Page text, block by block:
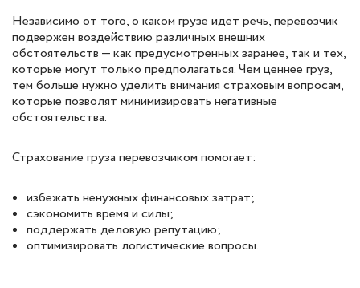
Независимо от того, о каком грузе идет речь, перевозчик
подвержен воздействию различных внешних
обстоятельств — как предусмотренных заранее, так и тех,
которые могут только предполагаться. Чем ценнее груз,
тем больше нужно уделить внимания страховым вопросам,
которые позволят минимизировать негативные
обстоятельства.
Страхование груза перевозчиком помогает:
избежать ненужных финансовых затрат;
сэкономить время и силы;
поддержать деловую репутацию;
оптимизировать логистические вопросы.